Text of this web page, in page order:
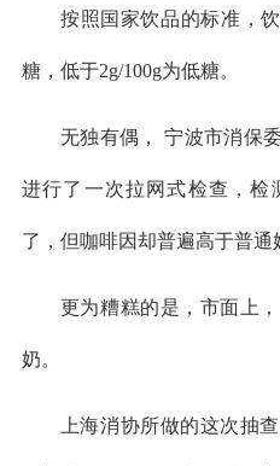
按照国家饮品的标准，
糖，低于2g/100g为低糖。
无独有偶， 宁波市消保
进行了一次拉网式检查，检
了，但咖啡因却普遍高于普通
更为糟糕的是，市面上
奶。
上海消协所做的这次抽